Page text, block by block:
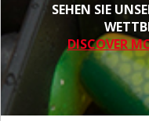
SEHEN SIE
DISCOVER